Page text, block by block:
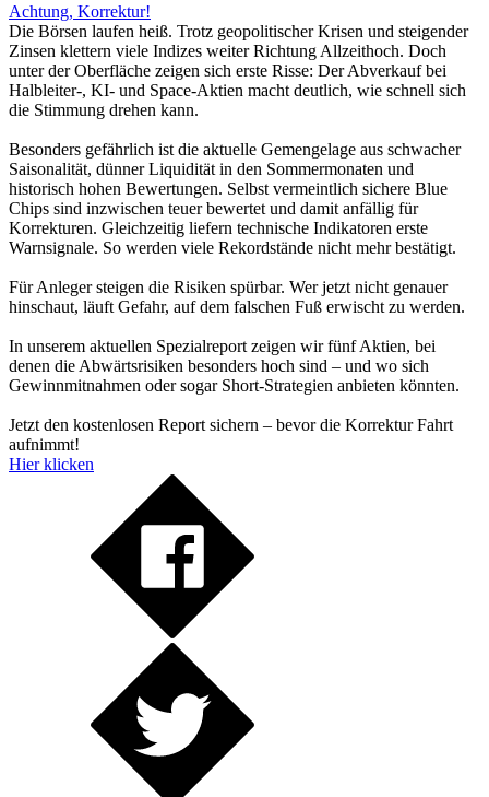
Achtung, Korrektur!
Die Börsen laufen heiß. Trotz geopolitischer Krisen und steigender
Zinsen klettern viele Indizes weiter Richtung Allzeithoch. Doch
unter der Oberfläche zeigen sich erste Risse: Der Abverkauf bei
Halbleiter-, KI- und Space-Aktien macht deutlich, wie schnell sich
die Stimmung drehen kann.
Besonders gefährlich ist die aktuelle Gemengelage aus schwacher
Saisonalität, dünner Liquidität in den Sommermonaten und
historisch hohen Bewertungen. Selbst vermeintlich sichere Blue
Chips sind inzwischen teuer bewertet und damit anfällig für
Korrekturen. Gleichzeitig liefern technische Indikatoren erste
Warnsignale. So werden viele Rekordstände nicht mehr bestätigt.
Für Anleger steigen die Risiken spürbar. Wer jetzt nicht genauer
hinschaut, läuft Gefahr, auf dem falschen Fuß erwischt zu werden.
In unserem aktuellen Spezialreport zeigen wir fünf Aktien, bei
denen die Abwärtsrisiken besonders hoch sind – und wo sich
Gewinnmitnahmen oder sogar Short-Strategien anbieten könnten.
Jetzt den kostenlosen Report sichern – bevor die Korrektur Fahrt
aufnimmt!
Hier klicken